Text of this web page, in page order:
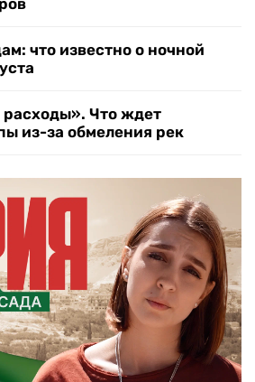
что известно о ночной
Что ждет
из-за обмеления рек